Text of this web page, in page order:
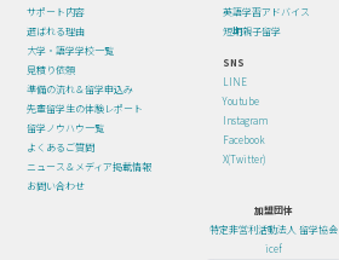
サポート内容
選ばれる理由
大学・語学学校一覧
見積り依頼
準備の流れ＆留学申込み
先輩留学生の体験レポート
留学ノウハウ一覧
よくあるご質問
ニュース＆メディア掲載情報
お問い合わせ
英語学習アドバイス
短期親子留学
SNS
LINE
Youtube
Instagram
Facebook
X(Twitter)
加盟団体
特定非営利活動法人 留学協会
icef